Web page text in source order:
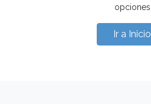
opciones
Ir a Inicio